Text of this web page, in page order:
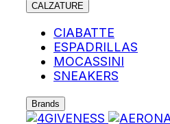
CALZATURE
CIABATTE
ESPADRILLAS
MOCASSINI
SNEAKERS
Brands